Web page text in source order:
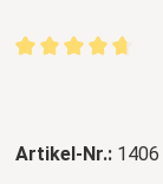
Artikel-Nr.: 1406